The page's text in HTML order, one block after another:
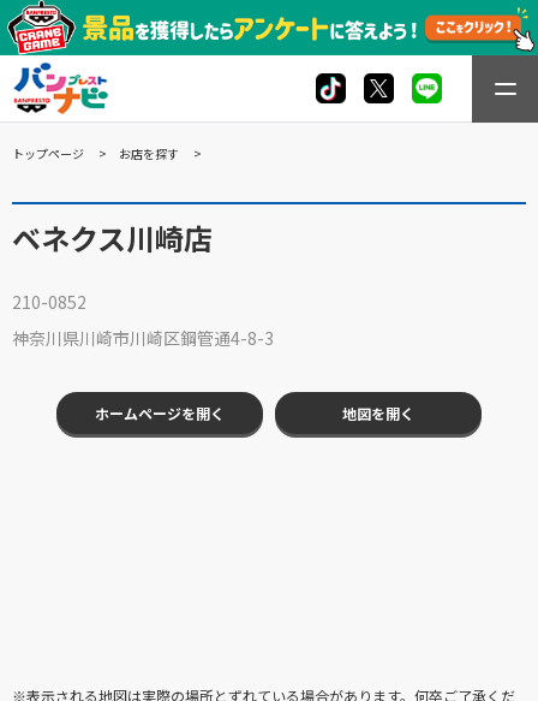
トップページ お店を探す
ベネクス川崎店
210-0852
神奈川県川崎市川崎区鋼管通4-8-3
ホームページを開く 地図を開く
※表示される地図は実際の場所とずれている場合があります。何卒ご了承くだ